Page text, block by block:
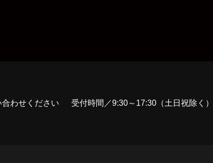
わせください 受付時間／9:30～17:30（土日祝除く）